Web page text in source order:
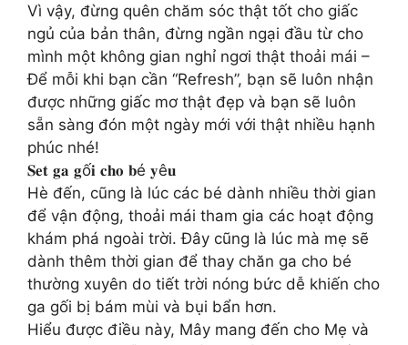
Vì vậy, đừng quên chăm sóc thật tốt cho giấc
ngủ của bản thân, đừng ngần ngại đầu từ cho
mình một không gian nghỉ ngơi thật thoải mái –
Để mỗi khi bạn cần “Refresh”, bạn sẽ luôn nhận
được những giấc mơ thật đẹp và bạn sẽ luôn
sẵn sàng đón một ngày mới với thật nhiều hạnh
phúc nhé!
𝐒𝐞𝐭 𝐠𝐚 𝐠ố𝐢 𝐜𝐡𝐨 𝐛é 𝐲ê𝐮
Hè đến, cũng là lúc các bé dành nhiều thời gian
để vận động, thoải mái tham gia các hoạt động
khám phá ngoài trời. Đây cũng là lúc mà mẹ sẽ
dành thêm thời gian để thay chăn ga cho bé
thường xuyên do tiết trời nóng bức dễ khiến cho
ga gối bị bám mùi và bụi bẩn hơn.
Hiểu được điều này, Mây mang đến cho Mẹ và